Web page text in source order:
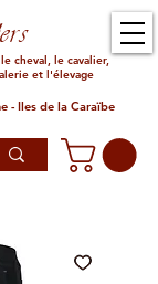
cheval, le cavalier,
et l'élevage
- Iles de la Caraïbe